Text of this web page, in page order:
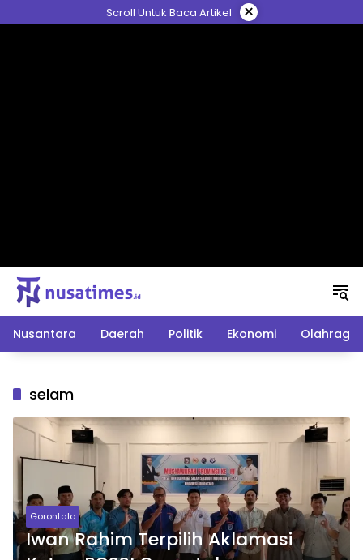
ke
Scroll Untuk Baca Artikel ×
Nusantara Daerah Politik Ekonomi Olahraga
selam
Gorontalo
Iwan Rahim Terpilih Aklamasi